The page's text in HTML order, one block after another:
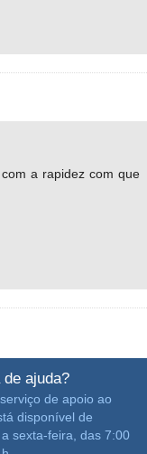
a rapidez com que
ajuda?
de apoio ao
disponível de
sexta-feira, das 7:00